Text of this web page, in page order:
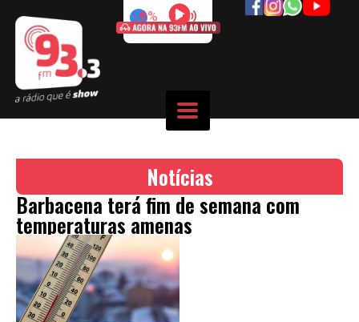
50%
Notícias
Barbacena terá fim de semana com
temperaturas amenas